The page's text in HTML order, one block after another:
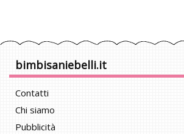
bimbisaniebelli.it
Contatti
Chi siamo
Pubblicità